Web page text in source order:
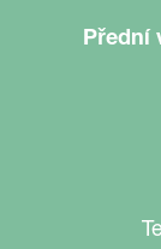
Přední